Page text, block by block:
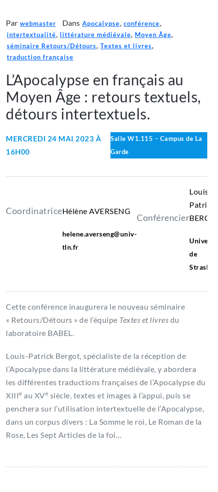
Par webmaster Dans Apocalypse conférence
intertextualité littérature médiévale Moyen Âge
séminaire Retours/Détours Textes et livres
traduction française
L’Apocalypse en français au
Moyen Âge : retours textuels,
détours intertextuels.
MERCREDI 24 MAI 2023 À
16H00
Salle W1.115 – Campus de La
Garde
CoordinatriceHélène AVERSENG
helene.averseng@univ-
tln.fr
Conférencier
Louis-
Patrick
de
Cette conférence inaugurera le nouveau séminaire
« Retours/Détours » de l’équipe Textes et livres du
laboratoire BABEL.
Louis-Patrick Bergot, spécialiste de la réception de
l’Apocalypse dans la littérature médiévale, y abordera
les différentes traductions françaises de l’Apocalypse du
XIIIe au XVe siècle, textes et images à l’appui, puis se
penchera sur l’utilisation intertextuelle de l’Apocalypse,
dans un corpus divers : La Somme le roi, Le Roman de la
Rose, Les Sept Articles de la foi…